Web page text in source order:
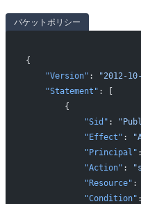
バケットポリシー
{
    "Version"
: "2012-
    "Statement"
: [
        {
            "Sid"
:
            "Effect"
:
            "Principal"
            "Action"
:
            "Resource"
:
            "Condition"